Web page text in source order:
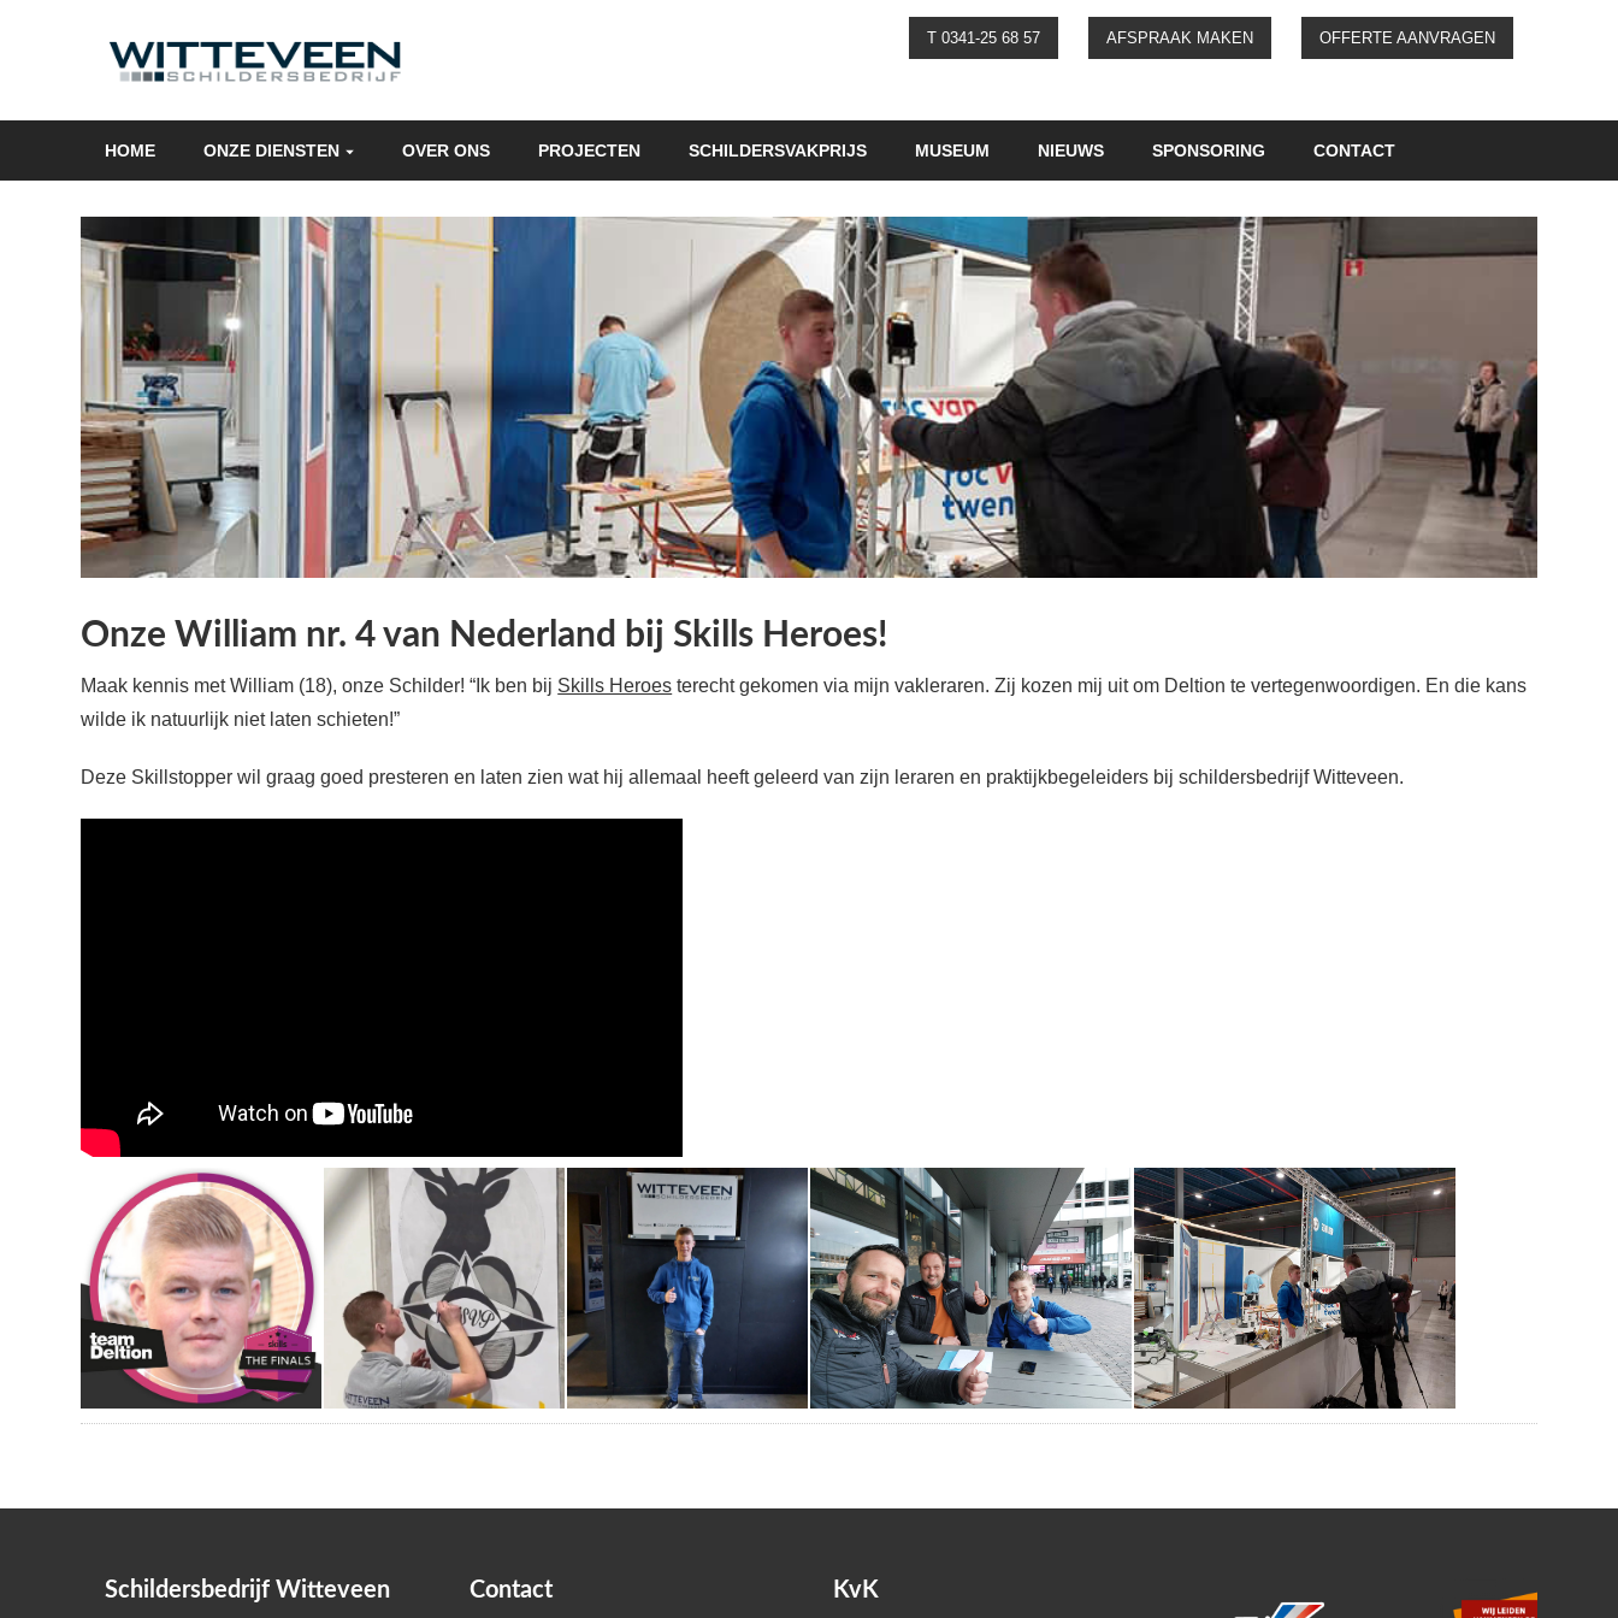
HOME ONZE DIENSTEN OVER ONS PROJECTEN SCHILDERSVAKPRIJS MUSEUM NIEUWS SPONSORING CONTACT
T 0341-25 68 57 AFSPRAAK MAKEN OFFERTE AANVRAGEN
Onze William nr. 4 van Nederland bij Skills Heroes!
Maak kennis met William (18), onze Schilder! “Ik ben bij Skills Heroes terecht gekomen via mijn vakleraren. Zij kozen mij uit om Deltion te vertegenwoordigen. En die kans
wilde ik natuurlijk niet laten schieten!”
Deze Skillstopper wil graag goed presteren en laten zien wat hij allemaal heeft geleerd van zijn leraren en praktijkbegeleiders bij schildersbedrijf Witteveen.
Schildersbedrijf Witteveen Contact KvK